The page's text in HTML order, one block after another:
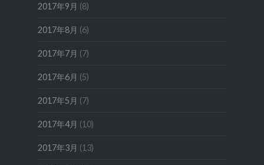
2017年9月 (8)
2017年8月 (6)
2017年7月 (7)
2017年6月 (5)
2017年5月 (7)
2017年4月 (10)
2017年3月 (13)